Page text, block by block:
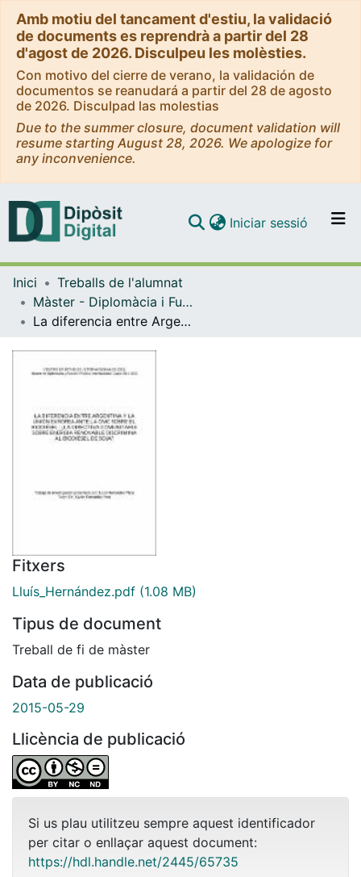
Amb motiu del tancament d'estiu, la validació
de documents es reprendrà a partir del 28
d'agost de 2026. Disculpeu les molèsties.
Con motivo del cierre de verano, la validación de
documentos se reanudará a partir del 28 de agosto
de 2026. Disculpad las molestias
Due to the summer closure, document validation will
resume starting August 28, 2026. We apologize for
any inconvenience.
Navega per tot el DD
Iniciar sessió (current)
Inici
Treballs de l'alumnat
Màster - Diplomàcia i Funció Pública Internacional
La diferencia entre Argentina y la Unión Europea ante la OMC sobre el biodiésel: ¿la directiva comunitaria sobre energía renovable discrimina al biodiésel de soja?
Fitxers
Lluís_Hernández.pdf (1.08 MB)
Tipus de document
Treball de fi de màster
Data de publicació
2015-05-29
Llicència de publicació
Si us plau utilitzeu sempre aquest identificador
per citar o enllaçar aquest document:
https://hdl.handle.net/2445/65735